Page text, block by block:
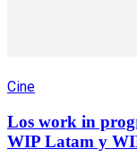
Cine
Los work in
WIP Latam y